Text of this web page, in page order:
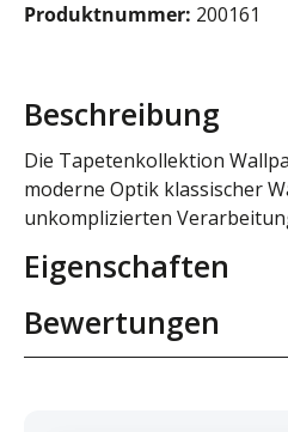
Produktnummer: 200161
Beschreibung
Die Tapetenkollektion
moderne Optik klassischer
unkomplizierten
Eigenschaften
Bewertungen